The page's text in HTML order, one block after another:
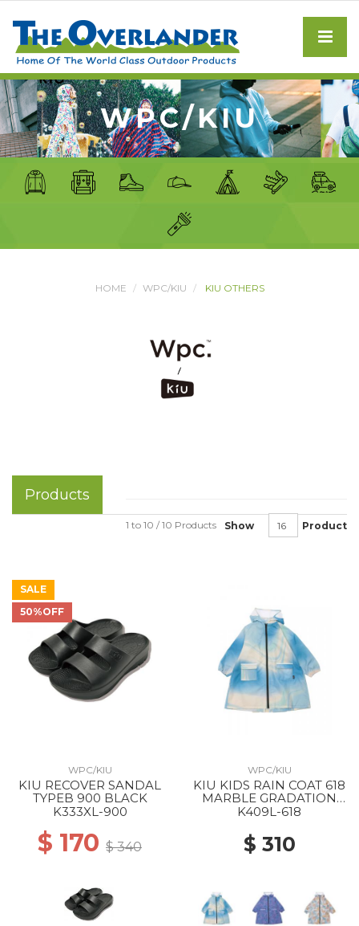
WPC/KIU
HOME WPC/KIU KIU OTHERS
Products
Show Product
1 to 10 / 10 Products
SALE
50%OFF
WPC/KIU
KIU RECOVER SANDAL
TYPEB 900 BLACK
K333XL-900
$ 170 $ 340
WPC/KIU
KIU KIDS RAIN COAT 618
MARBLE GRADATION
BLUE
K409L-618
$ 310